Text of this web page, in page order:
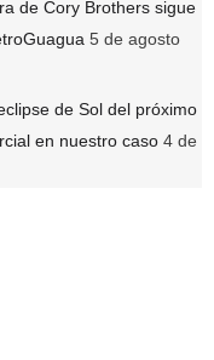
de Cory Brothers sigue
5 de agosto
de Sol del próximo
en nuestro caso 4 de